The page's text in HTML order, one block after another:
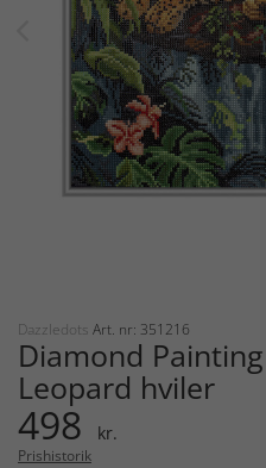
Dazzledots Art. nr: 351216
Diamond Painting
Leopard hviler
498 kr.
Prishistorik